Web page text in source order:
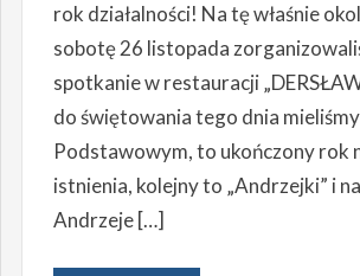
rok działalności! Na tę właśnie
sobotę 26 listopada
spotkanie w restauracji
do świętowania tego dnia
Podstawowym, to ukończony rok
istnienia, kolejny to „Andrzejki” i
Andrzeje […]